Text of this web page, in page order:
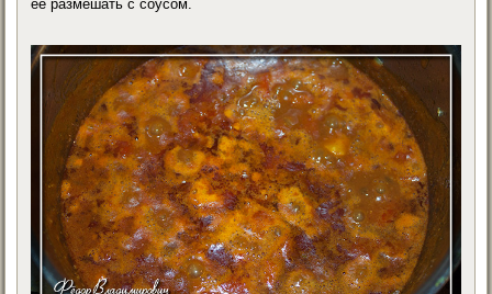
ее размешать с соусом.